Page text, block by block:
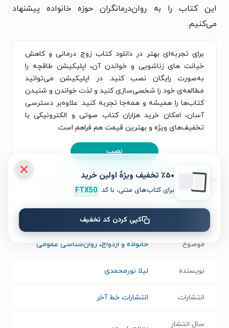
این کتاب را به روان‌درمانگران حوزه خانواده پیشنهاد
می‌کنیم.
برای تجربه‌ای بهتر در دانلود کتاب زوج درمانی و کاهش
خیانت های زناشویی و خواندن آن، اپلیکیشن طاقچه را
به‌صورت رایگان نصب کنید. در اپلیکیشن می‌توانید
مطالعه‌ی خود را شخصی‌سازی کنید و لذت خواندن و شنیدن
کتاب‌ها را همیشه و همه‌جا تجربه کنید. علاوه‌بر دسترسی
آسان، امکان خرید هزاران کتاب صوتی و الکترونیکی با
تخفیف‌های ویژه و بهترین قیمت هم فراهم است.
نصب
مشخصات کتاب الکترونیکی
زناشویی
موضوع خانواده و ازدواج، روان‌شناسی عمومی
نویسنده لیلا نورمحمدی
انتشارات انتشارات خط آخر
سال انتشار
٪۵۰ تخفیف ویژۀ اولین خرید
برای کتاب‌های متنی، با کد FTX50
کپی کردن کد تخفیف